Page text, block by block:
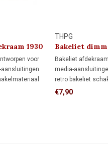
1930
voor
meer
THPG
Bakeliet
Bakeliet
media-
retro bakeliet
Uitgevoerd in
€7,90